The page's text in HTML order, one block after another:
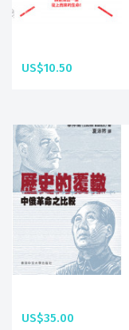
US$10.50
US$35.00